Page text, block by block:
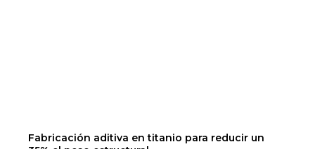
Fabricación aditiva en titanio para reducir un